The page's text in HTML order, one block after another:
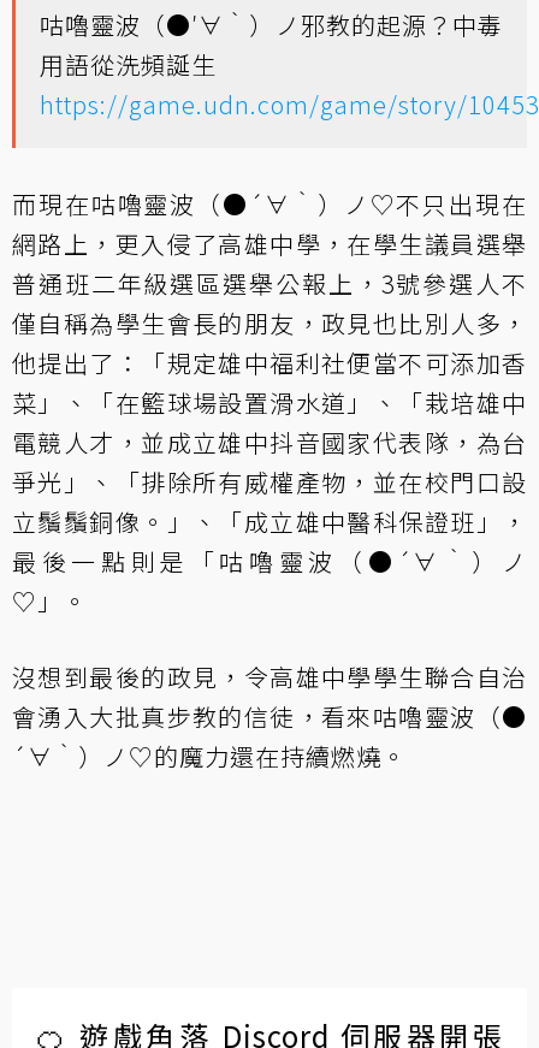
咕嚕靈波（●′∀‵）ノ邪教的起源？中毒
用語從洗頻誕生
https://game.udn.com/game/story/
而現在咕嚕靈波（●´∀｀）ノ♡不只出現在
網路上，更入侵了高雄中學，在學生議員選舉
普通班二年級選區選舉公報上，3號參選人不
僅自稱為學生會長的朋友，政見也比別人多，
他提出了：「規定雄中福利社便當不可添加香
菜」、「在籃球場設置滑水道」、「栽培雄中
電競人才，並成立雄中抖音國家代表隊，為台
爭光」、「排除所有威權產物，並在校門口設
立鬚鬚銅像。」、「成立雄中醫科保證班」，
最後一點則是「咕嚕靈波（●´∀｀）ノ
♡」。
沒想到最後的政見，令高雄中學學生聯合自治
會湧入大批真步教的信徒，看來咕嚕靈波（●
´∀｀）ノ♡的魔力還在持續燃燒。
🍊 遊戲角落 Discord 伺服器開張